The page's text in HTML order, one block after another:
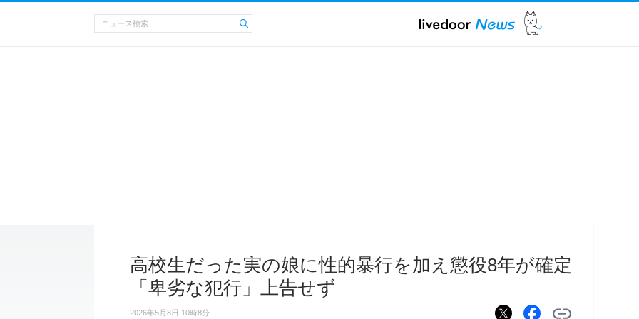
高校生だった実の娘に性的暴行を加え懲役8年が確定
「卑劣な犯行」上告せず
2026年5月8日 10時8分